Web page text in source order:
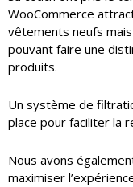
WooCommerce
vêtements neufs
pouvant faire une
produits.
Un système de
place pour faciliter la
Nous avons
maximiser